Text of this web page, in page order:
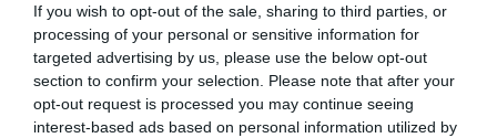
If you wish to opt-out of the sale, sharing to third parties, or
processing of your personal or sensitive information for
targeted advertising by us, please use the below opt-out
section to confirm your selection. Please note that after your
opt-out request is processed you may continue seeing
interest-based ads based on personal information utilized by